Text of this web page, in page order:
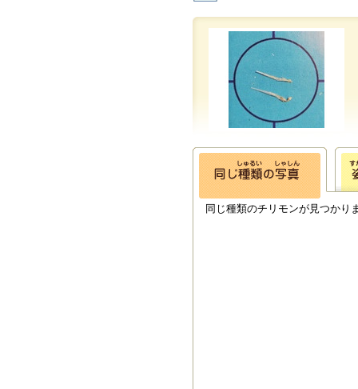
同じ種類のチリモンが見つかり